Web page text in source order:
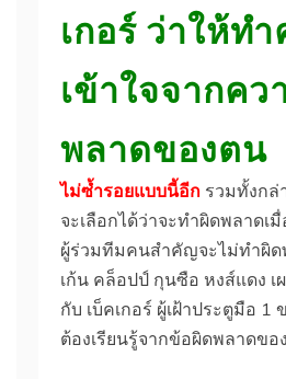
เกอร์ ว่าให้ท
เข้าใจจากคว
พลาดของตน
ไม่ซ้ำรอยแบบนี้อีก รวมทั้งกล่
จะเลือกได้ว่าจะทำผิดพลาดเ
ผู้ร่วมทีมคนสำคัญจะไม่ทำผิด
เก้น คล็อปป์ กุนซือ หงส์แดง
กับ เบ็คเกอร์ ผู้เฝ้าประตูมือ 1
ต้องเรียนรู้จากข้อผิดพลาดขอ